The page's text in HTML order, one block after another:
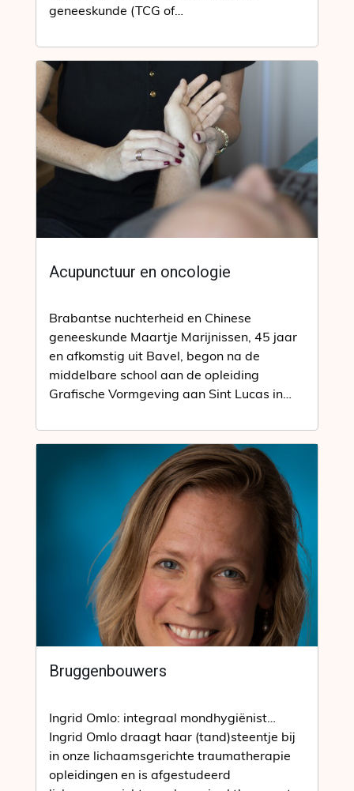
geneeskunde (TCG of…
Acupunctuur en oncologie
Brabantse nuchterheid en Chinese
geneeskunde Maartje Marijnissen, 45 jaar
en afkomstig uit Bavel, begon na de
middelbare school aan de opleiding
Grafische Vormgeving aan Sint Lucas in
Bruggenbouwers
Ingrid Omlo: integraal mondhygiënist…
Ingrid Omlo draagt haar (tand)steentje bij
in onze lichaamsgerichte traumatherapie
opleidingen en is afgestudeerd